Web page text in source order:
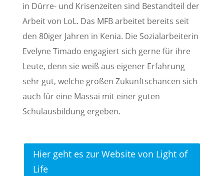
in Dürre- und Krisenzeiten sind Bestandteil der
Arbeit von LoL. Das MFB arbeitet bereits seit
den 80iger Jahren in Kenia. Die Sozialarbeiterin
Evelyne Timado engagiert sich gerne für ihre
Leute, denn sie weiß aus eigener Erfahrung
sehr gut, welche großen Zukunftschancen sich
auch für eine Massai mit einer guten
Schulausbildung ergeben.
Hier geht es zur Website von Light of
Life